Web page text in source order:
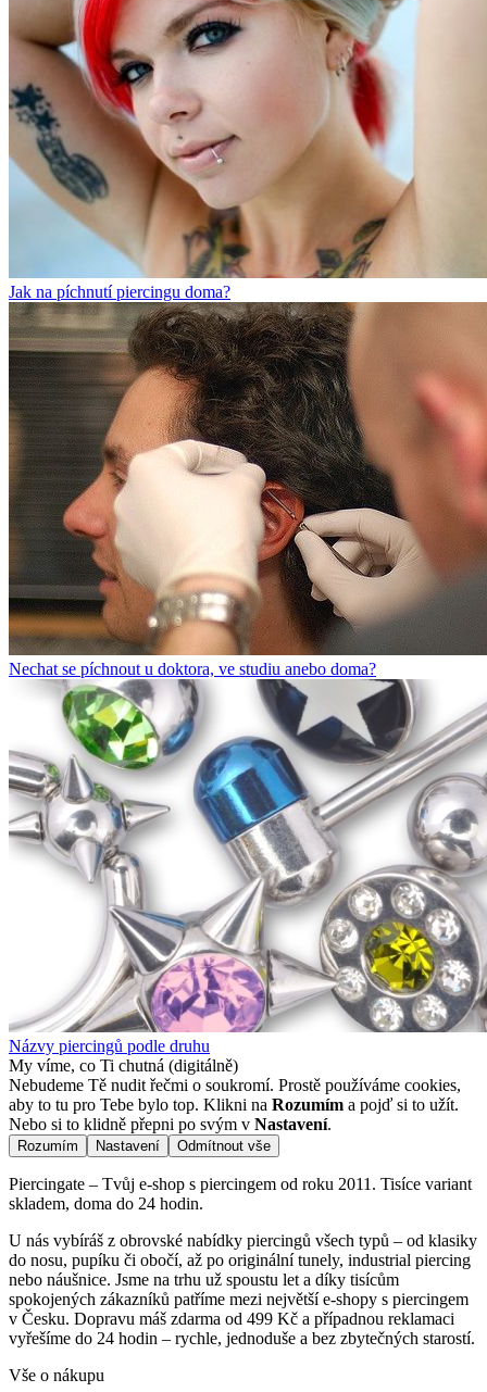
Jak na píchnutí piercingu doma?
Nechat se píchnout u doktora, ve studiu anebo doma?
Názvy piercingů podle druhu
My víme, co Ti chutná (digitálně)
Nebudeme Tě nudit řečmi o soukromí. Prostě používáme cookies,
aby to tu pro Tebe bylo top. Klikni na Rozumím a pojď si to užít.
Nebo si to klidně přepni po svým v Nastavení.
Rozumím Nastavení Odmítnout vše
Piercingate – Tvůj e-shop s piercingem od roku 2011. Tisíce variant
skladem, doma do 24 hodin.
U nás vybíráš z obrovské nabídky piercingů všech typů – od klasiky
do nosu, pupíku či obočí, až po originální tunely, industrial piercing
nebo náušnice. Jsme na trhu už spoustu let a díky tisícům
spokojených zákazníků patříme mezi největší e-shopy s piercingem
v Česku. Dopravu máš zdarma od 499 Kč a případnou reklamaci
vyřešíme do 24 hodin – rychle, jednoduše a bez zbytečných starostí.
Vše o nákupu